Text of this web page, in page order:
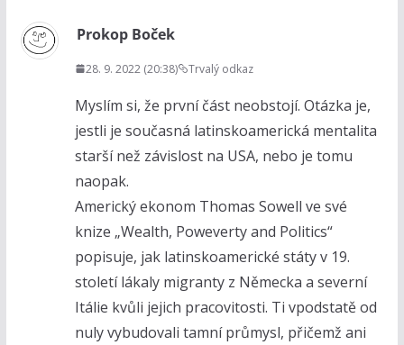
Prokop Boček
28. 9. 2022 (20:38) Trvalý odkaz
Myslím si, že první část neobstojí. Otázka je,
jestli je současná latinskoamerická mentalita
starší než závislost na USA, nebo je tomu
naopak.
Americký ekonom Thomas Sowell ve své
knize „Wealth, Poweverty and Politics“
popisuje, jak latinskoamerické státy v 19.
století lákaly migranty z Německa a severní
Itálie kvůli jejich pracovitosti. Ti vpodstatě od
nuly vybudovali tamní průmysl, přičemž ani